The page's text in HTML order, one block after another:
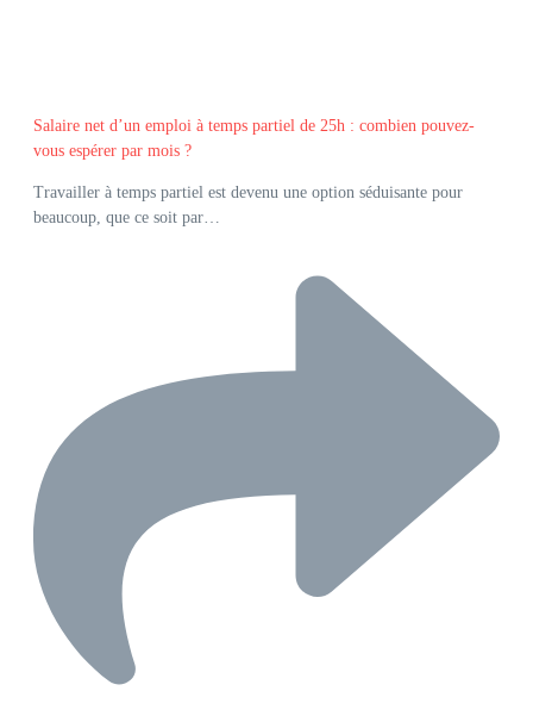
Salaire net d’un emploi à temps partiel de 25h : combien pouvez-
vous espérer par mois ?
Travailler à temps partiel est devenu une option séduisante pour
beaucoup, que ce soit par…